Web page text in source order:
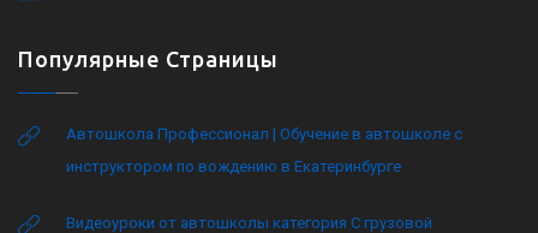
Популярные Страницы
Автошкола Профессионал | Обучение в автошколе с
инструктором по вождению в Екатеринбурге
Видеоуроки от автошколы категория C грузовой